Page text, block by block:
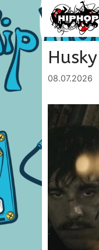
Перейти
к
содержимому
08.07.2026